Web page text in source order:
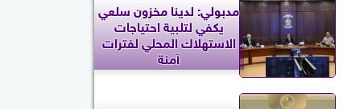
مدبولي: لدينا مخزون سلعي
يكفي لتلبية احتياجات
الاستهلاك المحلي لفترات
آمنة